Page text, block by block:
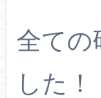
全ての
した！